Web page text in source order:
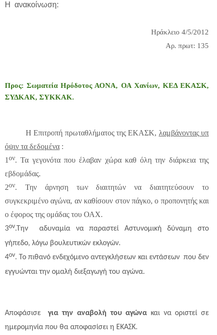
Η ανακοίνωση:
Ηράκλειο 4/5/2012
Αρ. πρωτ: 135
Προς: Σωματεία Ηρόδοτος ΑΟΝΑ, ΟΑ Χανίων, ΚΕΔ ΕΚΑΣΚ,
ΣΥΔΚΑΚ, ΣΥΚΚΑΚ.
Η Επιτροπή πρωταθλήματος της ΕΚΑΣΚ, λαμβάνοντας υπ
όψιν τα δεδομένα :
1 ον. Τα γεγονότα που έλαβαν χώρα καθ όλη την διάρκεια της
εβδομάδας.
2ον. Την άρνηση των διαιτητών να διαιτητεύσουν το
συγκεκριμένο αγώνα, αν καθίσουν στον πάγκο, ο προπονητής και
ο έφορος της ομάδας του ΟΑΧ.
3ον.Την αδυναμία να παραστεί Αστυνομική δύναμη στο
γήπεδο, λόγω βουλευτικών εκλογών.
4ον. Το πιθανό ενδεχόμενο αντεγκλήσεων και εντάσεων που δεν
εγγυώνται την ομαλή διεξαγωγή του αγώνα.
Αποφάσισεγια την αναβολή του αγώνακαι να οριστεί σε
ημερομηνία που θα αποφασίσει η ΕΚΑΣΚ.